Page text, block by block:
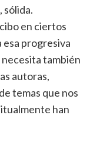
sólida.
en ciertos
esa progresiva
también
autoras,
temas que nos
han